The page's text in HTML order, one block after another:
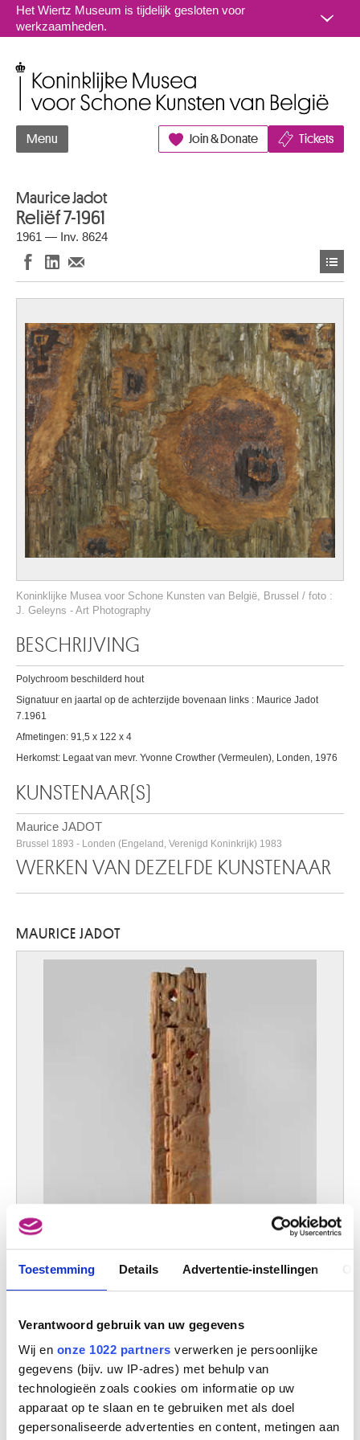
Toestemming Details Advertentie-instellingen
Verantwoord gebruik van uw gegevens
Wij en onze 1022 partners verwerken je persoonlijke
gegevens (bijv. uw IP-adres) met behulp van
technologieën zoals cookies om informatie op uw
apparaat op te slaan en te gebruiken met als doel
gepersonaliseerde advertenties en content, metingen aan
Naar inhoud
Het Wiertz Museum is tijdelijk gesloten voor
werkzaamheden.
Menu Join & Donate Tickets
Maurice Jadot
Reliëf 7-1961
1961 — Inv. 8624
Koninklijke Musea voor Schone Kunsten van België, Brussel / foto :
J. Geleyns - Art Photography
BESCHRIJVING
Polychroom beschilderd hout
Signatuur en jaartal op de achterzijde bovenaan links : Maurice Jadot
7.1961
Afmetingen: 91,5 x 122 x 4
Herkomst: Legaat van mevr. Yvonne Crowther (Vermeulen), Londen, 1976
KUNSTENAAR(S)
Maurice JADOT
Brussel 1893 - Londen (Engeland, Verenigd Koninkrijk) 1983
WERKEN VAN DEZELFDE KUNSTENAAR
MAURICE JADOT
Beeldhouwwerk 4. 67